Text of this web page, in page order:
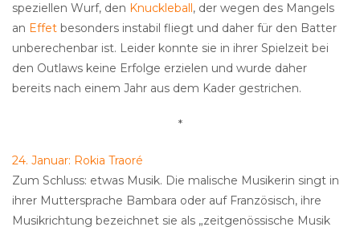
speziellen Wurf, den Knuckleball, der wegen des Mangels
an Effet besonders instabil fliegt und daher für den Batter
unberechenbar ist. Leider konnte sie in ihrer Spielzeit bei
den Outlaws keine Erfolge erzielen und wurde daher
bereits nach einem Jahr aus dem Kader gestrichen.
*
24. Januar: Rokia Traoré
Zum Schluss: etwas Musik. Die malische Musikerin singt in
ihrer Muttersprache Bambara oder auf Französisch, ihre
Musikrichtung bezeichnet sie als „zeitgenössische Musik